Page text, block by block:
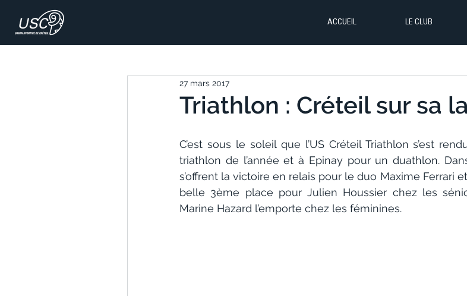
ACCUEIL LE CLUB
Triathlon : Créteil sur sa
27 mars 2017
C’est sous le soleil que l’US Créteil Triathlon s’est
triathlon de l’année et à Epinay pour un duathlon.
s’offrent la victoire en relais pour le duo Maxime Ferrari
belle 3ème place pour Julien Houssier chez les
Marine Hazard l’emporte chez les féminines.